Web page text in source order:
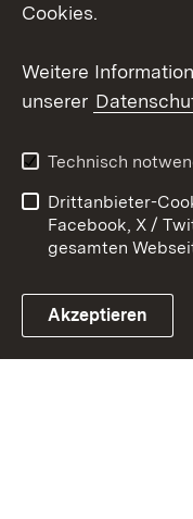
Youtube
Link zum
Kontakt
Barrierefreiheit
Impressum
Cookies.
Weitere
unserer
Technisch
Drittanbieter-
Facebook, X /
gesamten
Akzeptieren